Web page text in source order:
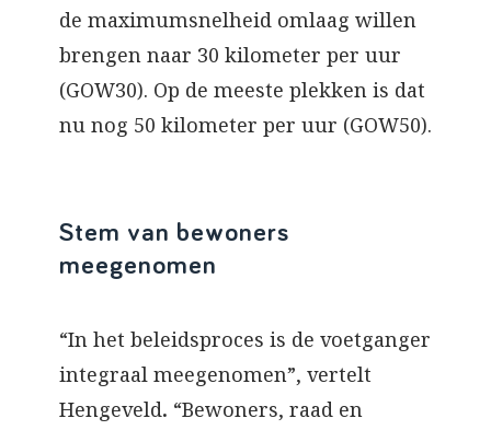
de maximumsnelheid omlaag willen
brengen naar 30 kilometer per uur
(GOW30). Op de meeste plekken is dat
nu nog 50 kilometer per uur (GOW50).
Stem van bewoners
meegenomen
“In het beleidsproces is de voetganger
integraal meegenomen”, vertelt
Hengeveld. “Bewoners, raad en